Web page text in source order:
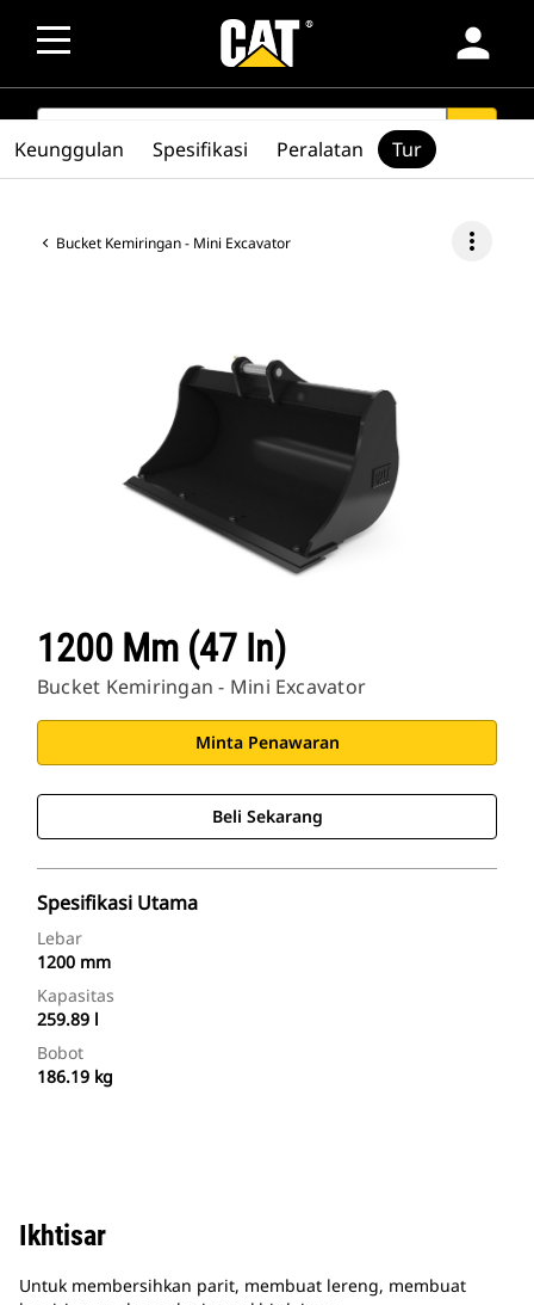
person
SEARCH
Bucket Kemiringan - Mini Excavator more_vert
1200 Mm (47 In)
Bucket Kemiringan - Mini Excavator
Minta Penawaran
Beli Sekarang
Spesifikasi Utama
Lebar
1200 mm
Kapasitas
259.89 l
Bobot
186.19 kg
Keunggulan Spesifikasi Peralatan Tur
Ikhtisar
Untuk membersihkan parit, membuat lereng, membuat